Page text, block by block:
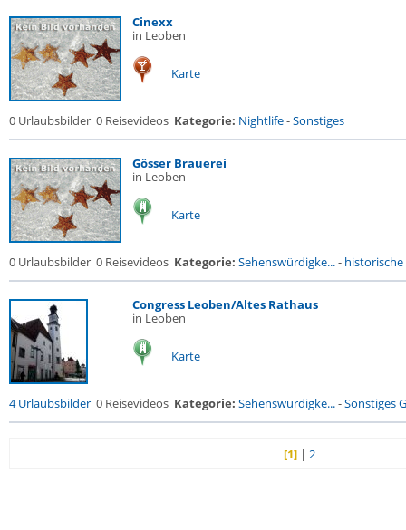
Cinexx
in Leoben
Karte
0 Urlaubsbilder 0 Reisevideos Kategorie: Nightlife-Sonstiges
Gösser Brauerei
in Leoben
Karte
0 Urlaubsbilder 0 Reisevideos Kategorie: Sehenswürdigke...- historische
Congress Leoben/Altes Rathaus
in Leoben
Karte
4 Urlaubsbilder 0 Reisevideos Kategorie: Sehenswürdigke...-Sonstiges
[1] |2